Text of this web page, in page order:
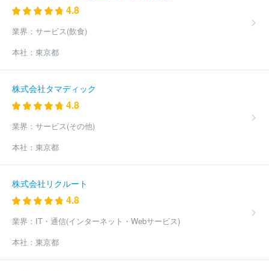
4.8
業界： サービス(飲食)
本社： 東京都
株式会社タマディック
4.8
業界： サービス(その他)
本社： 東京都
株式会社リクルート
4.8
業界： IT・通信(インターネット・Webサービス)
本社： 東京都